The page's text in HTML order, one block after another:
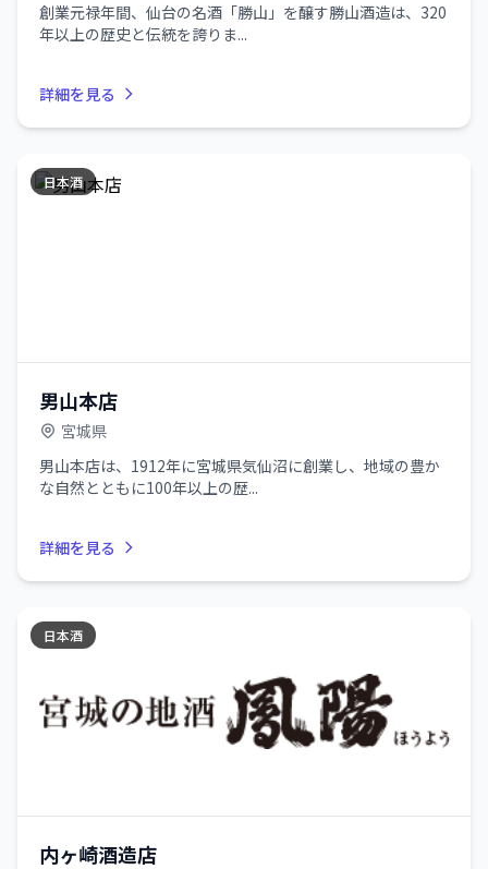
創業元禄年間、仙台の名酒「勝山」を醸す勝山酒造は、320
年以上の歴史と伝統を誇りま...
詳細を見る
日本酒
男山本店
宮城県
男山本店は、1912年に宮城県気仙沼に創業し、地域の豊か
な自然とともに100年以上の歴...
詳細を見る
日本酒
内ヶ崎酒造店